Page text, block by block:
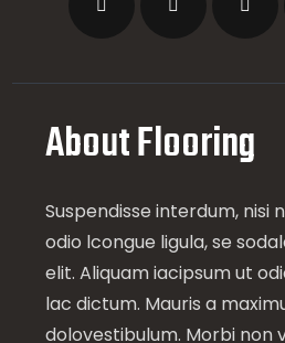
About Flooring
Suspendisse interdum, nisi
odio lcongue ligula, se
elit. Aliquam iacipsum ut
lac dictum. Mauris a
dolovestibulum. Morbi non